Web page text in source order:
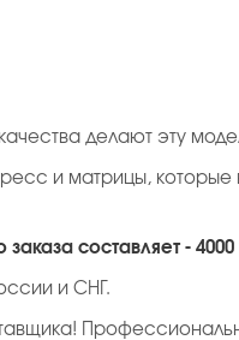
делают эту
и матрицы,
составляет -
и СНГ.